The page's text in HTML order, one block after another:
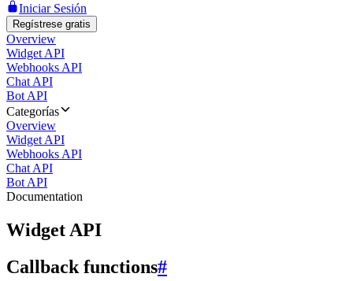
Iniciar Sesión
Regístrese gratis
Overview
Widget API
Webhooks API
Chat API
Bot API
Categorías
Overview
Widget API
Webhooks API
Chat API
Bot API
Documentation
Widget API
Callback functions#